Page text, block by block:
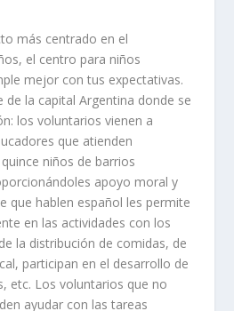
más centrado en el
el centro para niños
mejor con tus expectativas.
de la capital Argentina donde se
los voluntarios vienen a
que atienden
niños de barrios
apoyo moral y
que hablen español les permite
en las actividades con los
la distribución de comidas, de
participan en el desarrollo de
etc. Los voluntarios que no
ayudar con las tareas